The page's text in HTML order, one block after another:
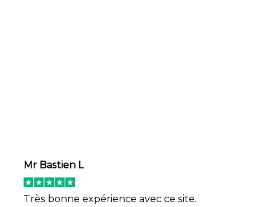
Mr Bastien L
Très bonne expérience avec ce site.